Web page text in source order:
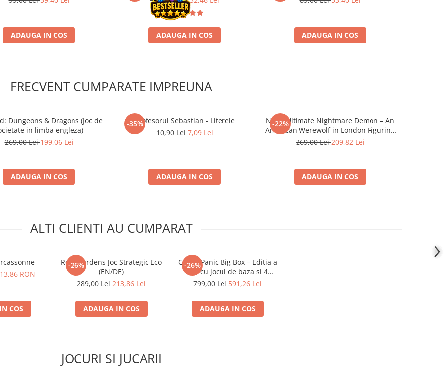
ADAUGA IN COS ADAUGA IN COS ADAUGA IN COS
FRECVENT CUMPARATE IMPREUNA
Dungeons & Dragons (Joc de
in limba engleza)
269,00 Lei199,06 Lei
ADAUGA IN COS
-35%Profesorul Sebastian - Literele
10,90 Lei7,09 Lei
ADAUGA IN COS
-22%
NECA Ultimate Nightmare Demon – An
American Werewolf in London Figurina
18 cm
269,00 Lei209,82 Lei
ADAUGA IN COS
ALTI CLIENTI AU CUMPARAT
RON
COS
-26%
Reef Gardens Joc Strategic Eco
(EN/DE)
289,00 Lei213,86 Lei
ADAUGA IN COS
-26%
Castle Panic Big Box – Editia a
2-a cu jocul de baza si 4
extensii
799,00 Lei591,26 Lei
ADAUGA IN COS
JOCURI SI JUCARII